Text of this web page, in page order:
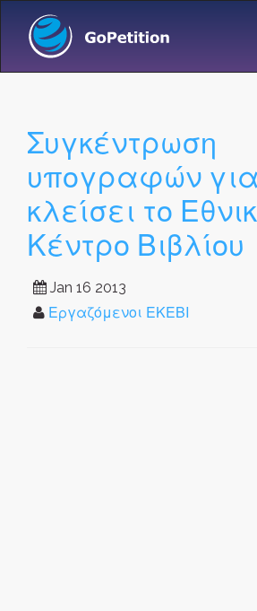
Συγκέντρωση
υπογραφών
κλείσει το
Κέντρο Βιβλίου
Jan 16 2013
Εργαζόμενοι ΕΚΕΒΙ